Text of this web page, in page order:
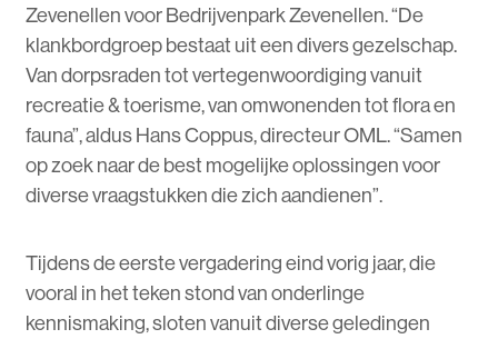
Zevenellen voor Bedrijvenpark Zevenellen. “De
klankbordgroep bestaat uit een divers gezelschap.
Van dorpsraden tot vertegenwoordiging vanuit
recreatie & toerisme, van omwonenden tot flora en
fauna”, aldus Hans Coppus, directeur OML. “Samen
op zoek naar de best mogelijke oplossingen voor
diverse vraagstukken die zich aandienen”.
Tijdens de eerste vergadering eind vorig jaar, die
vooral in het teken stond van onderlinge
kennismaking, sloten vanuit diverse geledingen